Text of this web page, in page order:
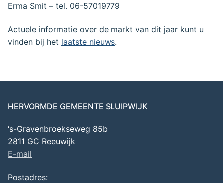
Erma Smit – tel. 06-57019779
Actuele informatie over de markt van dit jaar kunt u
vinden bij het laatste nieuws.
HERVORMDE GEMEENTE SLUIPWIJK
‘s-Gravenbroekseweg 85b
2811 GC Reeuwijk
E-mail
Postadres: